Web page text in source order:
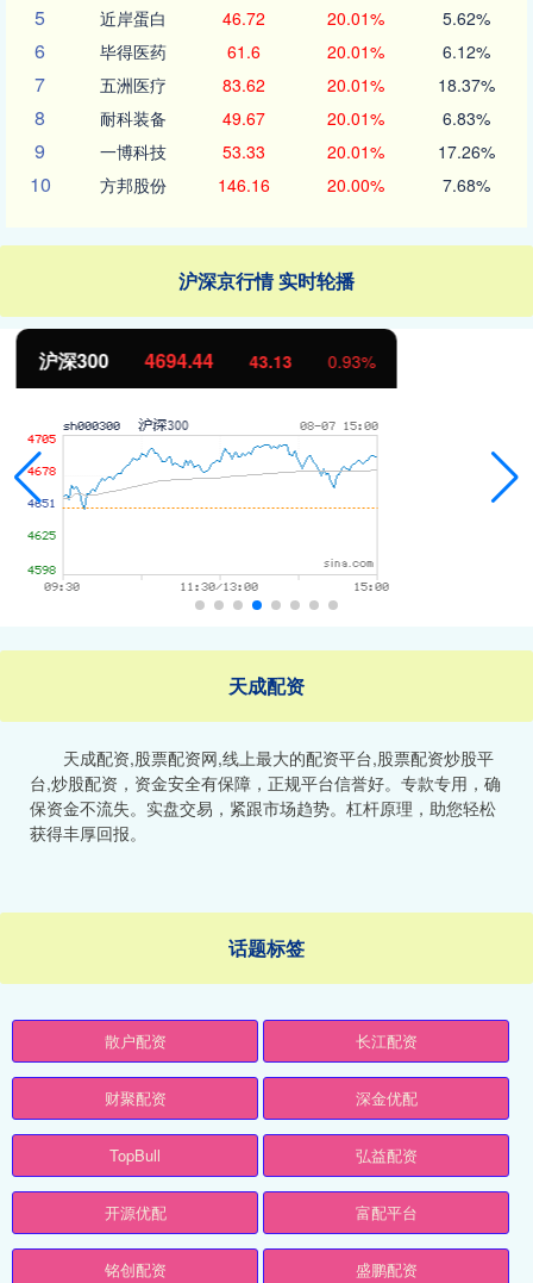
5 近岸蛋白 46.72 20.01% 5.62%
6 毕得医药 61.6 20.01% 6.12%
7 五洲医疗 83.62 20.01% 18.37%
8 耐科装备 49.67 20.01% 6.83%
9 一博科技 53.33 20.01% 17.26%
10 方邦股份 146.16 20.00% 7.68%
沪深京行情 实时轮播
北证50 1134.24 11.37
天成配资
天成配资,股票配资网,线上最大的配资平台,股票配资炒股平
台,炒股配资，资金安全有保障，正规平台信誉好。专款专用，确
保资金不流失。实盘交易，紧跟市场趋势。杠杆原理，助您轻松
获得丰厚回报。
话题标签
散户配资 长江配资
财聚配资 深金优配
TopBull 弘益配资
开源优配 富配平台
铭创配资 盛鹏配资